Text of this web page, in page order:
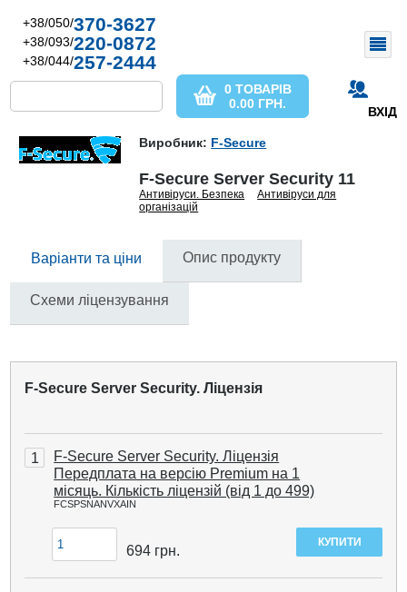
+38/050/370-3627
+38/093/220-0872
+38/044/257-2444
ВХІД
0 ТОВАРІВ
0.00 ГРН.
Виробник: F-Secure
F-Secure Server Security 11
Антивіруси. Безпека
Антивіруси для
організацій
Варіанти та ціни Опис продукту
Схеми ліцензування
F-Secure Server Security. Ліцензія
1
F-Secure Server Security. Ліцензія
Передплата на версію Premium на 1
місяць. Кількість ліцензій (від 1 до 499)
FCSPSNANVXAIN
694 грн.